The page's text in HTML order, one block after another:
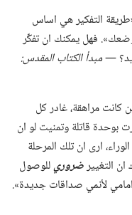
التفكير هي اساس
فهل يمكنك ان تفكِّر
—‏مبدأ الكتاب المقدس:‏
مراهقة،‏ غادر كل
بوحدة قاتلة وتمنيت لو ان
ارى ان تلك المرحلة
التغييرضروريللوصول
لأنمي صداقات جديدة».‏